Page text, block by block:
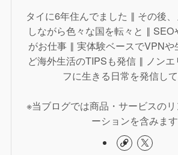
タイに6年住んでました ‖ その後
しながら色々な国を転々と ‖
がお仕事 ‖ 実体験ベースでVPN
ど海外生活のTIPSも発信 ‖ ノン
フに生きる日常を発信し
※当ブログでは商品・サービスの
ーションを含みます